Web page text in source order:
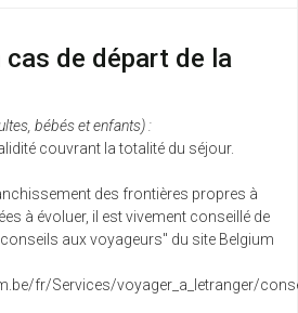
de départ de la
bébés et enfants) :
couvrant la totalité du séjour.
des frontières propres à
à évoluer, il est vivement conseillé de
aux voyageurs" du site Belgium
fr/Services/voyager_a_letranger/